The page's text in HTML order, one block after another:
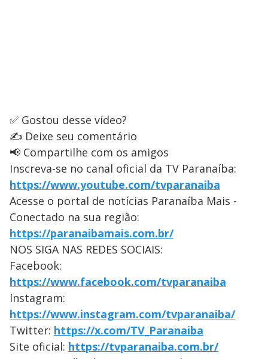
✅ Gostou desse vídeo?
✍️ Deixe seu comentário
📢 Compartilhe com os amigos
Inscreva-se no canal oficial da TV Paranaíba:
https://www.youtube.com/tvparanaiba
Acesse o portal de notícias Paranaíba Mais -
Conectado na sua região:
https://paranaibamais.com.br/
NOS SIGA NAS REDES SOCIAIS:
Facebook:
https://www.facebook.com/tvparanaiba
Instagram:
https://www.instagram.com/tvparanaiba/
Twitter: https://x.com/TV_Paranaiba
Site oficial: https://tvparanaiba.com.br/